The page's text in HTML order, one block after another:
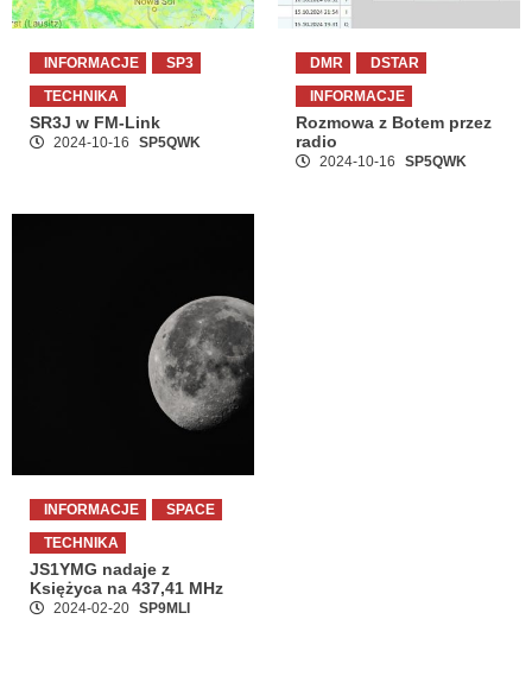
INFORMACJE
SP3
TECHNIKA
SR3J w FM-Link
2024-10-16 SP5QWK
DMR
DSTAR
INFORMACJE
Rozmowa z Botem przez
radio
2024-10-16 SP5QWK
INFORMACJE
SPACE
TECHNIKA
JS1YMG nadaje z
Księżyca na 437,41 MHz
2024-02-20 SP9MLI